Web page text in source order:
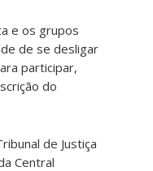
e os grupos
de se desligar
participar,
do
de Justiça
Central